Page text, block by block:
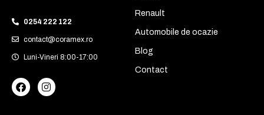
0254 222 122
contact@coramex.ro
Luni-Vineri 8:00-17:00
Renault
Automobile de ocazie
Blog
Contact